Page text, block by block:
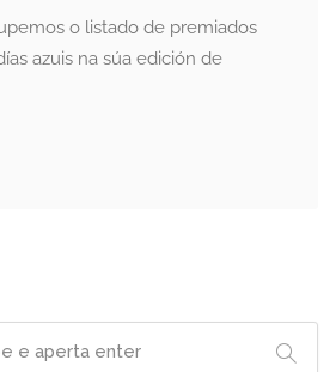
o listado de premiados
azuis na súa edición de